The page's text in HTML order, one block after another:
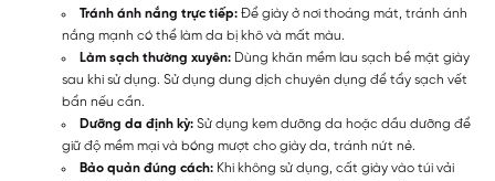
Tránh ánh nắng trực tiếp: Để giày ở nơi thoáng mát, tránh ánh
nắng mạnh có thể làm da bị khô và mất màu.
Làm sạch thường xuyên: Dùng khăn mềm lau sạch bề mặt giày
sau khi sử dụng. Sử dụng dung dịch chuyên dụng để tẩy sạch vết
bẩn nếu cần.
Dưỡng da định kỳ: Sử dụng kem dưỡng da hoặc dầu dưỡng để
giữ độ mềm mại và bóng mượt cho giày da, tránh nứt nẻ.
Bảo quản đúng cách: Khi không sử dụng, cất giày vào túi vải